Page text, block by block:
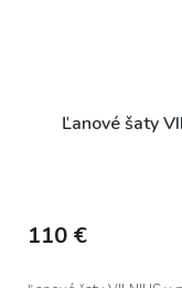
Ľanové šaty
110 €